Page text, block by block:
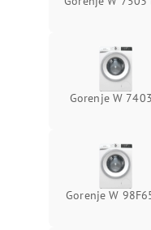
Gorenje W
Gorenje W